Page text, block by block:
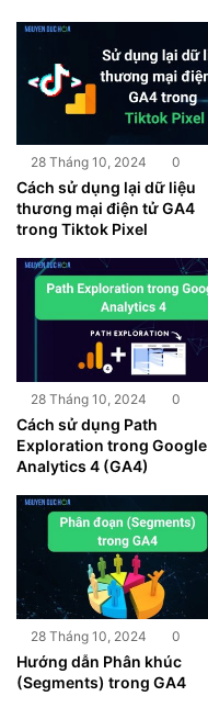
28 Tháng 10, 2024 0
Cách sử dụng lại dữ liệu
thương mại điện tử GA4
trong Tiktok Pixel
28 Tháng 10, 2024 0
Cách sử dụng Path
Exploration trong Google
Analytics 4 (GA4)
28 Tháng 10, 2024 0
Hướng dẫn Phân khúc
(Segments) trong GA4